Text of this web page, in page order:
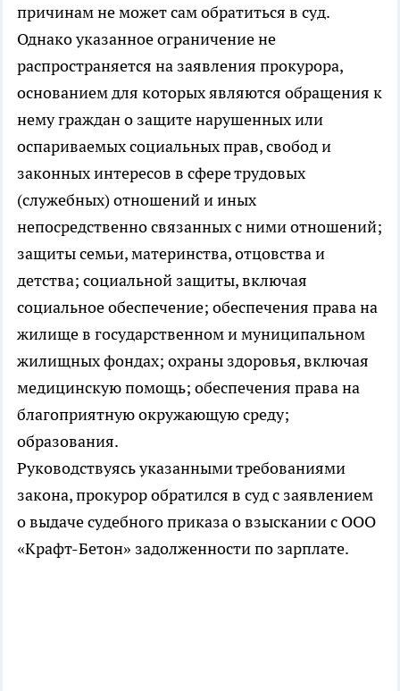
причинам не может сам обратиться в суд.
Однако указанное ограничение не
распространяется на заявления прокурора,
основанием для которых являются обращения к
нему граждан о защите нарушенных или
оспариваемых социальных прав, свобод и
законных интересов в сфере трудовых
(служебных) отношений и иных
непосредственно связанных с ними отношений;
защиты семьи, материнства, отцовства и
детства; социальной защиты, включая
социальное обеспечение; обеспечения права на
жилище в государственном и муниципальном
жилищных фондах; охраны здоровья, включая
медицинскую помощь; обеспечения права на
благоприятную окружающую среду;
образования.
Руководствуясь указанными требованиями
закона, прокурор обратился в суд с заявлением
о выдаче судебного приказа о взыскании с ООО
«Крафт-Бетон» задолженности по зарплате.